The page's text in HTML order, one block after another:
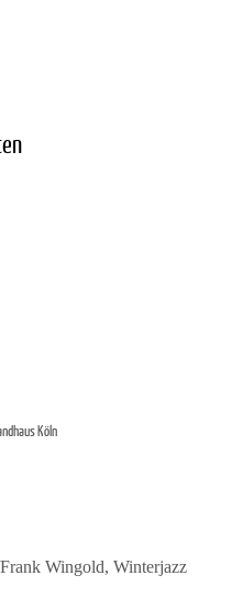
Köln
Wingold, Winterjazz